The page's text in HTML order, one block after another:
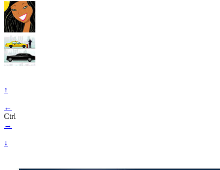
↑
←
Ctrl
→
↓